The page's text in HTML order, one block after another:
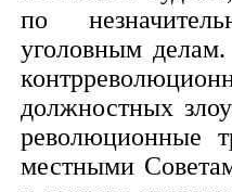
по
уголовным
должностных
революционные
местными